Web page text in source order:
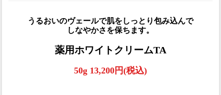
うるおいのヴェールで肌をしっとり包み込んで
しなやかさを保ちます。
薬用ホワイトクリームTA
50g 13,200円(税込)